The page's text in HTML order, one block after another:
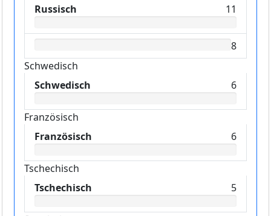
Russisch
11
8
Schwedisch
Schwedisch
6
Französisch
Französisch
6
Tschechisch
Tschechisch
5